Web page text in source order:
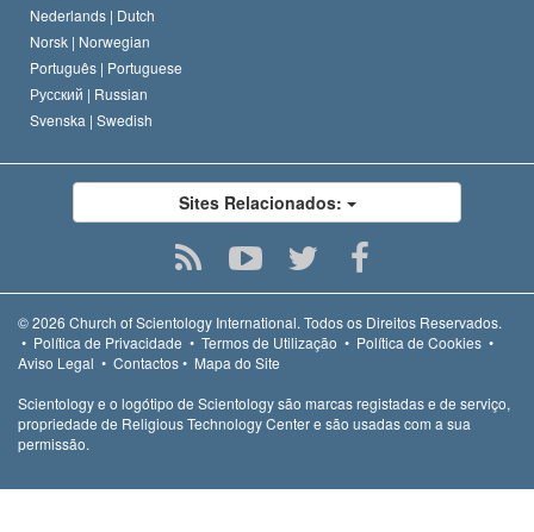
Nederlands | Dutch
Norsk | Norwegian
Português | Portuguese
Русский | Russian
Svenska | Swedish
Sites Relacionados:
© 2026 Church of Scientology International. Todos os Direitos Reservados.
• Política de Privacidade • Termos de Utilização • Política de Cookies •
Aviso Legal • Contactos• Mapa do Site
Scientology e o logótipo de Scientology são marcas registadas e de serviço,
propriedade de Religious Technology Center e são usadas com a sua
permissão.